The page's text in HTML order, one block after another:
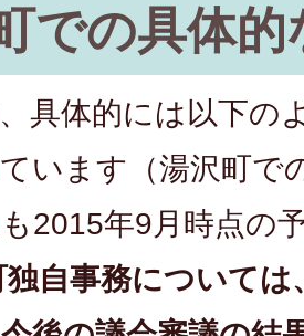
での具体的
具体的には以下の
います（湯沢町で
2015年9月時点の
自事務について